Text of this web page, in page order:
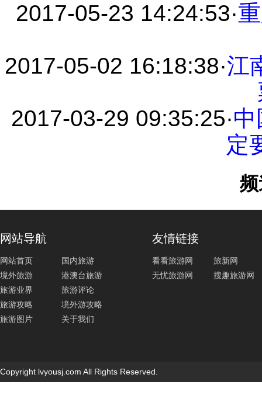
2017-05-23 14:24:53·
2017-05-02 16:18:38·江
2017-03-29 09:35:25·
定
网站导航
网站首页
国内旅游
境外旅游
港澳台旅游
旅游业界
旅游评论
旅游攻略
境外游攻略
旅游图片
关于我们
友情链接
看看旅游网
旅新网
无忧旅游网
搜趣旅游网
Copyright lvyousj.com All Rights Reserved.